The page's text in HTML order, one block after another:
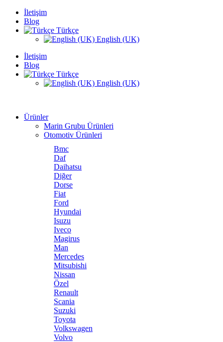
İletişim
Blog
Türkçe
English (UK)
İletişim
Blog
Türkçe
English (UK)
Ürünler
Marin Grubu Ürünleri
Otomotiv Ürünleri
Bmc
Daf
Daihatsu
Diğer
Dorse
Fiat
Ford
Hyundai
Isuzu
Iveco
Magirus
Man
Mercedes
Mitsubishi
Nissan
Özel
Renault
Scania
Suzuki
Toyota
Volkswagen
Volvo